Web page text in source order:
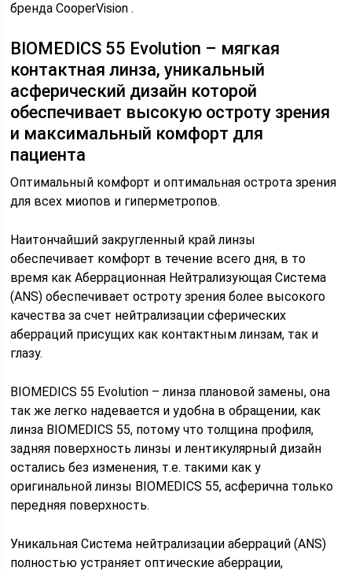
бренда CooperVision .
BIOMEDICS 55 Evolution – мягкая
контактная линза, уникальный
асферический дизайн которой
обеспечивает высокую остроту зрения
и максимальный комфорт для
пациента
Оптимальный комфорт и оптимальная острота зрения
для всех миопов и гиперметропов.
Наитончайший закругленный край линзы
обеспечивает комфорт в течение всего дня, в то
время как Аберрационная Нейтрализующая Система
(ANS) обеспечивает остроту зрения более высокого
качества за счет нейтрализации сферических
аберраций присущих как контактным линзам, так и
глазу.
BIOMEDICS 55 Evolution – линза плановой замены, она
так же легко надевается и удобна в обращении, как
линза BIOMEDICS 55, потому что толщина профиля,
задняя поверхность линзы и лентикулярный дизайн
остались без изменения, т.е. такими как у
оригинальной линзы BIOMEDICS 55, асферична только
передняя поверхность.
Уникальная Система нейтрализации аберраций (ANS)
полностью устраняет оптическиe аберрации,